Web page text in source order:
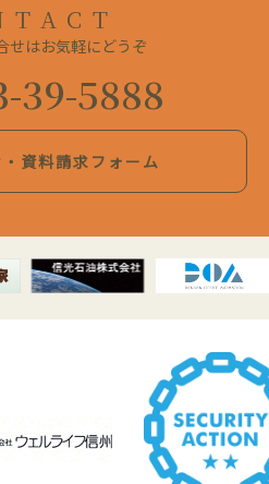
せはお気軽にどうぞ
39-5888
資料請求フォーム